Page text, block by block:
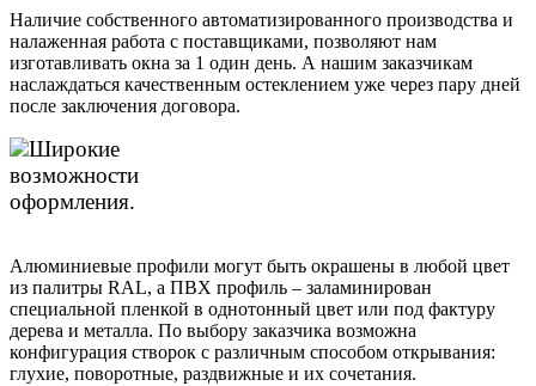
Наличие собственного автоматизированного производства и
налаженная работа с поставщиками, позволяют нам
изготавливать окна за 1 один день. А нашим заказчикам
наслаждаться качественным остеклением уже через пару дней
после заключения договора.
Широкие
возможности
оформления.
Алюминиевые профили могут быть окрашены в любой цвет
из палитры RAL, а ПВХ профиль – заламинирован
специальной пленкой в однотонный цвет или под фактуру
дерева и металла. По выбору заказчика возможна
конфигурация створок с различным способом открывания:
глухие, поворотные, раздвижные и их сочетания.